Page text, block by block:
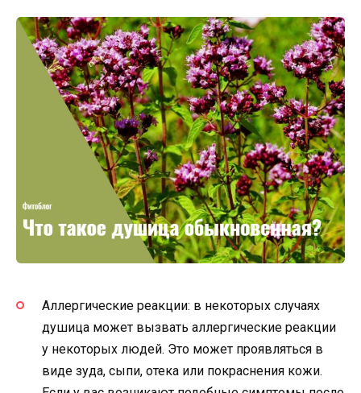
Аллергические реакции: в некоторых случаях
душица может вызвать аллергические реакции
у некоторых людей. Это может проявляться в
виде зуда, сыпи, отека или покраснения кожи.